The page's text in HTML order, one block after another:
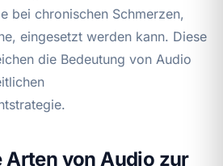
bei chronischen Schmerzen,
eingesetzt werden kann. Diese
die Bedeutung von Audio
Arten von Audio zur